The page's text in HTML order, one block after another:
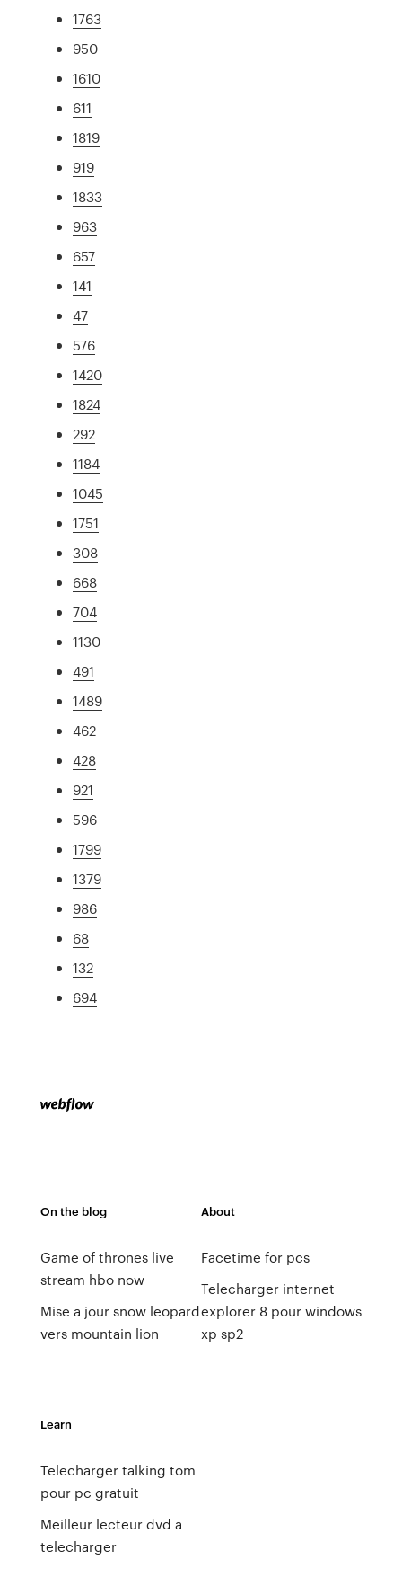
1763
950
1610
611
1819
919
1833
963
657
141
47
576
1420
1824
292
1184
1045
1751
308
668
704
1130
491
1489
462
428
921
596
1799
1379
986
68
132
694
On the blog
Game of thrones live
stream hbo now
Mise a jour snow leopard
vers mountain lion
About
Facetime for pcs
Telecharger internet
explorer 8 pour windows
xp sp2
Learn
Telecharger talking tom
pour pc gratuit
Meilleur lecteur dvd a
telecharger